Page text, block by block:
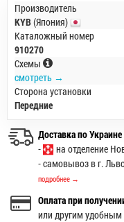
Производитель
KYB(Япония)
Каталожный номер
910270
Схемы
смотреть →
Сторона установки
Передние
Доставка по Украине
-
на отделение
- самовывоз в г.
подробнее →
Оплата при
или другим удобным